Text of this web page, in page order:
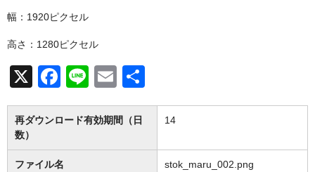
幅：1920ピクセル
高さ：1280ピクセル
X
F
a
c
e
b
Li
n
e
E
m
ail
有
再ダウンロード有効期間（日
数）
14
ファイル名 stok_maru_002.png